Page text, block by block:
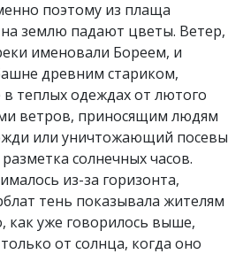
поэтому из плаща
землю падают цветы. Ветер,
именовали Бореем, и
древним стариком,
теплых одеждах от лютого
ветров, приносящим людям
или уничтожающий посевы
разметка солнечных часов.
из-за горизонта,
тень показывала жителям
как уже говорилось выше,
от солнца, когда оно